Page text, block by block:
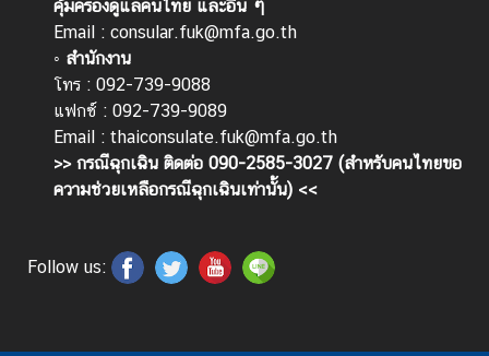
ดู
ง
า
น
คุ้มครองดูแลคนไทย และอื่น ๆ
Email : consular.fuk@mfa.go.th
◦ สำนักงาน
โทร : 092-739-9088
แฟกซ์ : 092-739-9089
Email : thaiconsulate.fuk@mfa.go.th
>> กรณีฉุกเฉิน ติดต่อ 090-2585-3027 (สำหรับคนไทยขอ
ความช่วยเหลือกรณีฉุกเฉินเท่านั้น) <<
Follow us: